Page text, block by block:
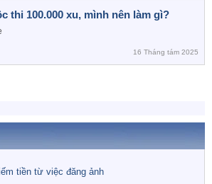
o
thi 100.000 xu, mình nên làm gì?
16 Tháng tám 2025
tiền từ việc đăng ảnh